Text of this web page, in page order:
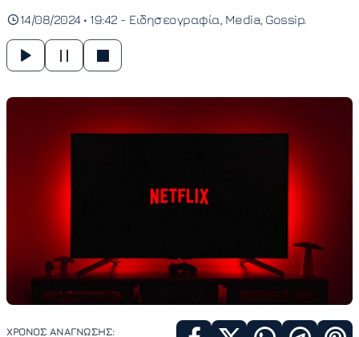
14/08/2024 • 19:42 - Ειδησεογραφία Media Gossip
ΧΡΟΝΟΣ ΑΝΑΓΝΩΣΗΣ: